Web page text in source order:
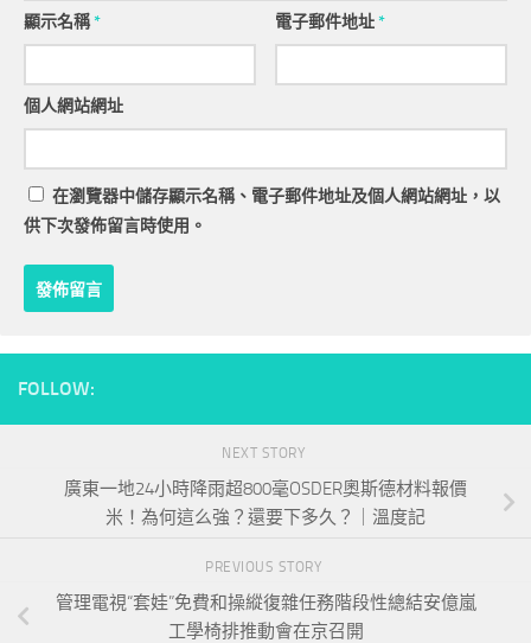
顯示名稱* 電子郵件地址*
個人網站網址
在瀏覽器中儲存顯示名稱、電子郵件地址及個人網站網址，以
供下次發佈留言時使用。
FOLLOW:
NEXT STORY
廣東一地24小時降雨超800毫OSDER奧斯德材料報價
米！為何這么強？還要下多久？｜溫度記
PREVIOUS STORY
管理電視“套娃”免費和操縱復雜任務階段性總結安億嵐
工學椅排推動會在京召開